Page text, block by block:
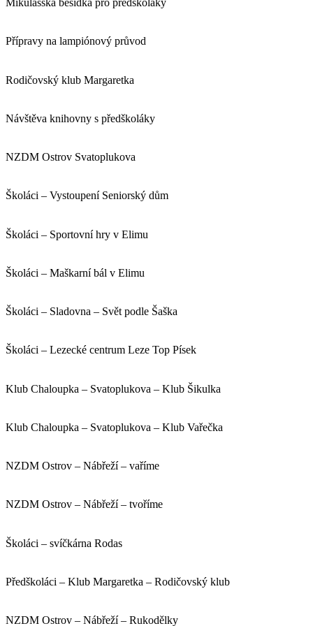
Mikulášská besídka pro předškoláky
Přípravy na lampiónový průvod
Rodičovský klub Margaretka
Návštěva knihovny s předškoláky
NZDM Ostrov Svatoplukova
Školáci – Vystoupení Seniorský dům
Školáci – Sportovní hry v Elimu
Školáci – Maškarní bál v Elimu
Školáci – Sladovna – Svět podle Šaška
Školáci – Lezecké centrum Leze Top Písek
Klub Chaloupka – Svatoplukova – Klub Šikulka
Klub Chaloupka – Svatoplukova – Klub Vařečka
NZDM Ostrov – Nábřeží – vaříme
NZDM Ostrov – Nábřeží – tvoříme
Školáci – svíčkárna Rodas
Předškoláci – Klub Margaretka – Rodičovský klub
NZDM Ostrov – Nábřeží – Rukodělky